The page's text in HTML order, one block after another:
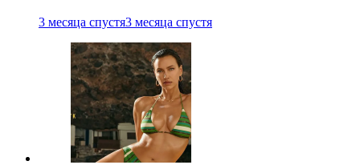
3 месяца спустя3 месяца спустя